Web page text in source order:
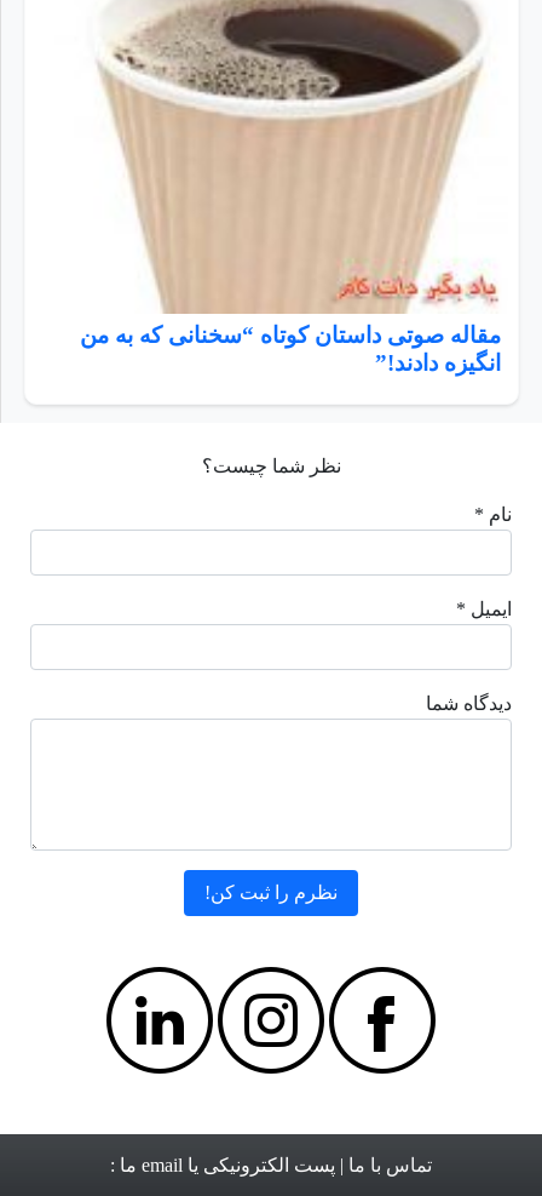
مقاله صوتی داستان کوتاه “سخنانی که به من
انگیزه دادند!”
نظر شما چیست؟
نام *
ایمیل *
دیدگاه شما
تماس با ما | پست الکترونیکی یا email ما :